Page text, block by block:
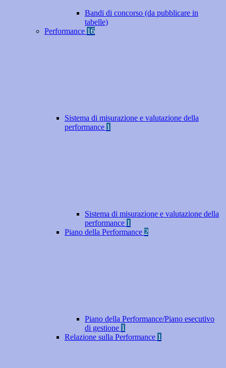
Bandi di concorso (da pubblicare in
tabelle)
Performance 16
Sistema di misurazione e valutazione della
performance 1
Sistema di misurazione e valutazione della
performance 1
Piano della Performance 2
Piano della Performance/Piano esecutivo
di gestione 1
Relazione sulla Performance 1